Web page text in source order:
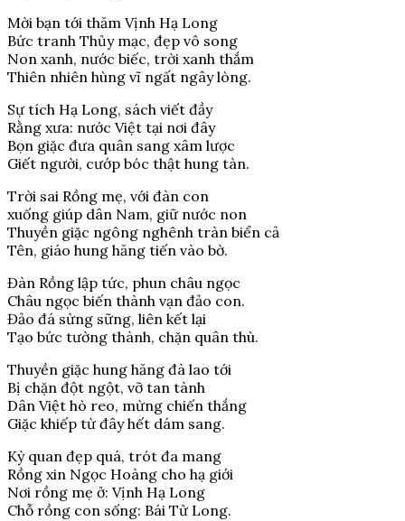
Mời bạn tới thăm Vịnh Hạ Long
Bức tranh Thủy mạc, đẹp vô song
Non xanh, nước biếc, trời xanh thắm
Thiên nhiên hùng vĩ ngất ngây lòng.
Sự tích Hạ Long, sách viết đầy
Rằng xưa: nước Việt tại nơi đây
Bọn giặc đưa quân sang xâm lược
Giết người, cướp bóc thật hung tàn.
Trời sai Rồng mẹ, với đàn con
xuống giúp dân Nam, giữ nước non
Thuyền giặc ngông nghênh tràn biển cả
Tên, giáo hung hăng tiến vào bờ.
Đàn Rồng lập tức, phun châu ngọc
Châu ngọc biến thành vạn đảo con.
Đảo đá sừng sững, liên kết lại
Tạo bức tường thành, chặn quân thù.
Thuyền giặc hung hăng đà lao tới
Bị chặn đột ngột, vỡ tan tành
Dân Việt hò reo, mừng chiến thắng
Giặc khiếp từ đây hết dám sang.
Kỳ quan đẹp quá, trót đa mang
Rồng xin Ngọc Hoàng cho hạ giới
Nơi rồng mẹ ở: Vịnh Hạ Long
Chỗ rồng con sống: Bái Tử Long.